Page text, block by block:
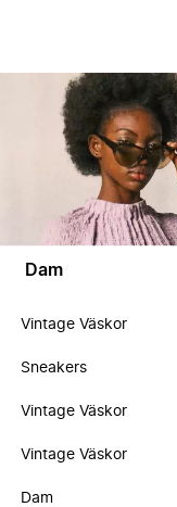
Dam
Vintage Väskor
Sneakers
Vintage Väskor
Vintage Väskor
Dam